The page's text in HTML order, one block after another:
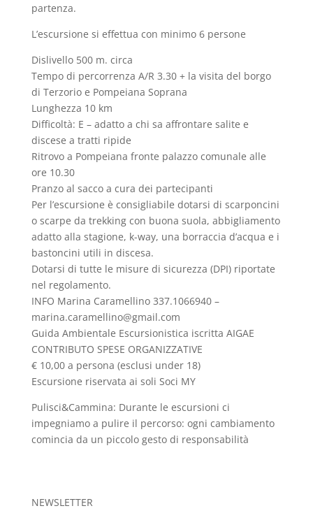
partenza.
L’escursione si effettua con minimo 6 persone
Dislivello 500 m. circa
Tempo di percorrenza A/R 3.30 + la visita del borgo
di Terzorio e Pompeiana Soprana
Lunghezza 10 km
Difficoltà: E – adatto a chi sa affrontare salite e
discese a tratti ripide
Ritrovo a Pompeiana fronte palazzo comunale alle
ore 10.30
Pranzo al sacco a cura dei partecipanti
Per l’escursione è consigliabile dotarsi di scarponcini
o scarpe da trekking con buona suola, abbigliamento
adatto alla stagione, k-way, una borraccia d’acqua e i
bastoncini utili in discesa.
Dotarsi di tutte le misure di sicurezza (DPI) riportate
nel regolamento.
INFO Marina Caramellino 337.1066940 –
marina.caramellino@gmail.com
Guida Ambientale Escursionistica iscritta AIGAE
CONTRIBUTO SPESE ORGANIZZATIVE
€ 10,00 a persona (esclusi under 18)
Escursione riservata ai soli Soci MY
Pulisci&Cammina: Durante le escursioni ci
impegniamo a pulire il percorso: ogni cambiamento
comincia da un piccolo gesto di responsabilità
NEWSLETTER